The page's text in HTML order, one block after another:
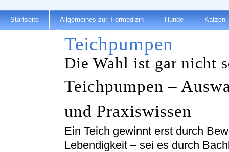
Startseite Allgemeines zur Tiermedizin Hunde Katzen
Teichpumpen
Die Wahl ist gar nicht
Teichpumpen –
und Praxiswissen
Ein Teich gewinnt erst durch
Lebendigkeit – sei es durch